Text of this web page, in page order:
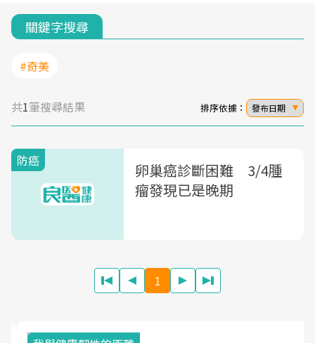
關鍵字搜尋
#奇美
共1筆搜尋結果 排序依據： 發布日期
防癌
卵巢癌診斷困難 3/4腫
瘤發現已是晚期
1